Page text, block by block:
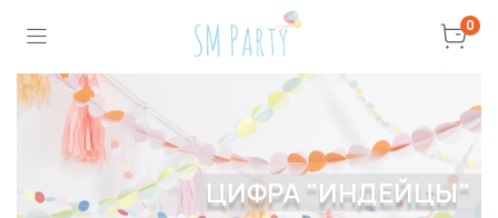
0
ЦИФРА "ИНДЕЙЦЫ"